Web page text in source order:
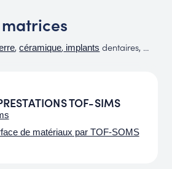
,céramique, implants dentaires, …
TOF-SIMS
de matériaux par TOF-SOMS